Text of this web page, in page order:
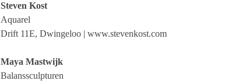
Steven Kost
Aquarel
Drift 11E, Dwingeloo | www.stevenkost.com
Maya Mastwijk
Balanssculpturen